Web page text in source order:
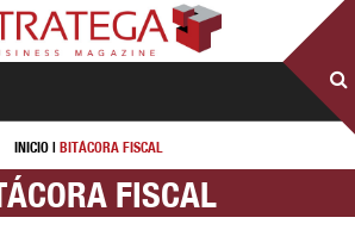
INICIO| BITÁCORA FISCAL
FISCAL